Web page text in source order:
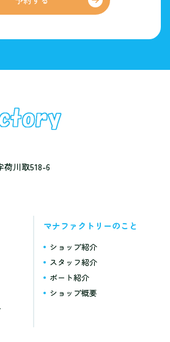
荷川取518-6
マナファクトリーのこと
ショップ紹介
スタッフ紹介
ボート紹介
ショップ概要